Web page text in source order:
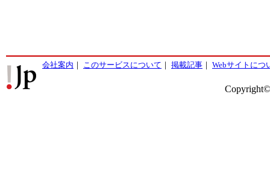
会社案内 ｜ このサービスについて ｜ 掲載記事 ｜ Webサイトにつ